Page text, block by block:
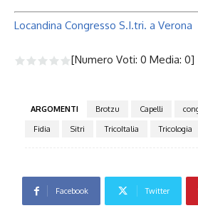
Locandina Congresso S.I.tri. a Verona
[Numero Voti: 0 Media: 0]
ARGOMENTI Brotzu Capelli
Fidia
Sitri TricoItalia Tricologia
Facebook Twitter